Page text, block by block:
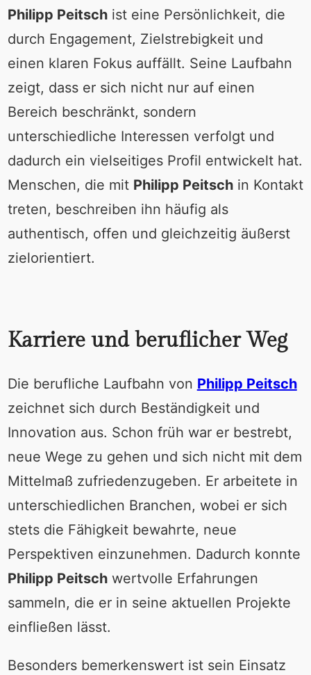
Philipp Peitschist eine Persönlichkeit, die
durch Engagement, Zielstrebigkeit und
einen klaren Fokus auffällt. Seine Laufbahn
zeigt, dass er sich nicht nur auf einen
Bereich beschränkt, sondern
unterschiedliche Interessen verfolgt und
dadurch ein vielseitiges Profil entwickelt hat.
Menschen, die mit Philipp Peitschin Kontakt
treten, beschreiben ihn häufig als
authentisch, offen und gleichzeitig äußerst
zielorientiert.
Karriere und beruflicher Weg
Die berufliche Laufbahn von Philipp Peitsch
zeichnet sich durch Beständigkeit und
Innovation aus. Schon früh war er bestrebt,
neue Wege zu gehen und sich nicht mit dem
Mittelmaß zufriedenzugeben. Er arbeitete in
unterschiedlichen Branchen, wobei er sich
stets die Fähigkeit bewahrte, neue
Perspektiven einzunehmen. Dadurch konnte
Philipp Peitschwertvolle Erfahrungen
sammeln, die er in seine aktuellen Projekte
einfließen lässt.
Besonders bemerkenswert ist sein Einsatz